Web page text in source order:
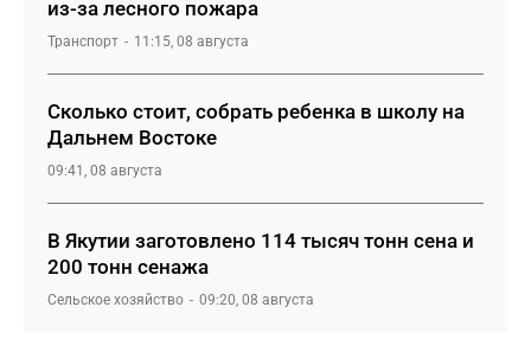
из-за лесного пожара
Транспорт 11:15, 08 августа
Сколько стоит, собрать ребенка в школу на
Дальнем Востоке
09:41, 08 августа
В Якутии заготовлено 114 тысяч тонн сена и
200 тонн сенажа
Сельское хозяйство 09:20, 08 августа